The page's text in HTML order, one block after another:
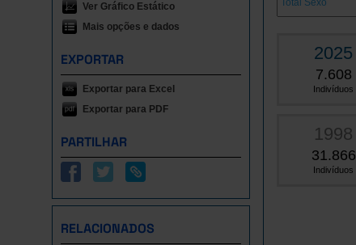
Ver Gráfico Estático
Mais opções e dados
EXPORTAR
Exportar para Excel
Exportar para PDF
PARTILHAR
RELACIONADOS
2025
7.608
Indivíduos
1998
31.866
Indivíduos